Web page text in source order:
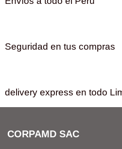
Seguridad en tus compras
delivery express en todo
CORPAMD SAC